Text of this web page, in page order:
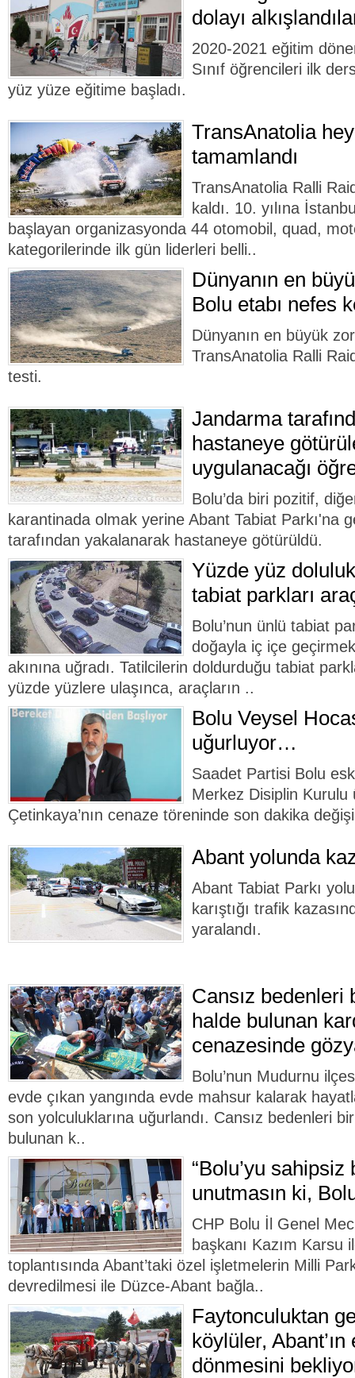
dolayı
2020-2021 eğitim
Sınıf öğrencileri ilk
yüz yüze eğitime başladı.
TransAnatolia
tamamlandı
TransAnatolia Ralli
kaldı. 10. yılına
başlayan organizasyonda 44 otomobil, quad,
kategorilerinde ilk gün liderleri belli..
Dünyanın en
Bolu etabı nefes
Dünyanın en büyük
TransAnatolia Ralli
testi.
Jandarma
hastaneye
uygulanacağı
Bolu’da biri pozitif,
karantinada olmak yerine Abant Tabiat Parkı'na
tarafından yakalanarak hastaneye götürüldü.
Yüzde yüz
tabiat parkları
Bolu’nun ünlü tabiat
doğayla iç içe
akınına uğradı. Tatilcilerin doldurduğu tabiat
yüzde yüzlere ulaşınca, araçların ..
Bolu Veysel
uğurluyor…
Saadet Partisi Bolu
Merkez Disiplin Kurulu
Çetinkaya’nın cenaze töreninde son dakika
Abant yolunda
Abant Tabiat Parkı
karıştığı trafik
yaralandı.
Cansız bedenleri
halde bulunan
cenazesinde
Bolu’nun Mudurnu
evde çıkan yangında evde mahsur kalarak
son yolculuklarına uğurlandı. Cansız bedenleri
bulunan k..
“Bolu’yu sahipsiz
unutmasın ki,
CHP Bolu İl Genel
başkanı Kazım Karsu
toplantısında Abant’taki özel işletmelerin Milli
devredilmesi ile Düzce-Abant bağla..
Faytonculuktan
köylüler,
dönmesini